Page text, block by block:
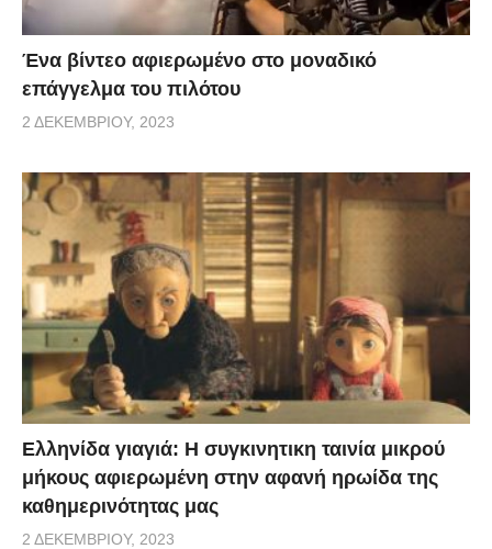
Ένα βίντεο αφιερωμένο στο μοναδικό
επάγγελμα του πιλότου
2 ΔΕΚΕΜΒΡΊΟΥ, 2023
Ελληνίδα γιαγιά: Η συγκινητικη ταινία μικρού
μήκους αφιερωμένη στην αφανή ηρωίδα της
καθημερινότητας μας
2 ΔΕΚΕΜΒΡΊΟΥ, 2023